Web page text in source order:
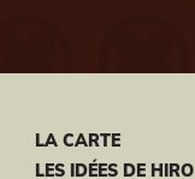
LA CARTE
LES IDÉES DE HIRO